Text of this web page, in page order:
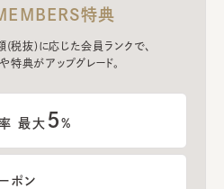
特典
税抜)に応じた会員ランクで、
特典がアップグレード。
最大 5%
ポン